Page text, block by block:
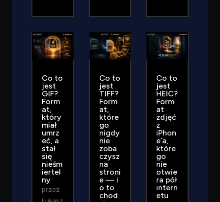
Co to
jest
GIF?
Form
at,
który
miał
umrz
eć, a
stał
się
nieśm
iertel
ny
przez
Co to
jest
TIFF?
Form
at,
które
go
nigdy
nie
zoba
czysz
na
stroni
e — i
o to
chod
Co to
jest
HEIC?
Form
at
zdjęć
z
iPhon
e’a,
które
go
nie
otwie
ra pół
intern
etu